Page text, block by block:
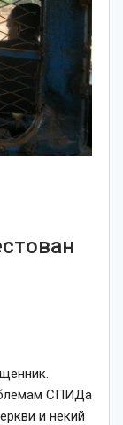
СПИДа
и некий